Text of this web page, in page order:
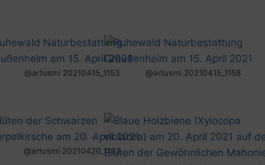
@artusmi 20210415_1153 @artusmi 20210415_1158
@artusmi 20210420_1132